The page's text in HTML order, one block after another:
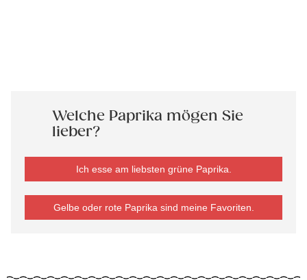
Welche Paprika mögen Sie
lieber?
Ich esse am liebsten grüne Paprika.
Gelbe oder rote Paprika sind meine Favoriten.